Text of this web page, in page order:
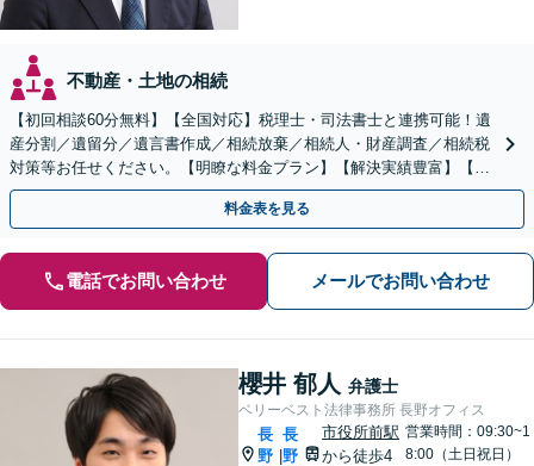
不動産・土地の相続
【初回相談60分無料】【全国対応】税理士・司法書士と連携可能！遺
産分割／遺留分／遺言書作成／相続放棄／相続人・財産調査／相続税
対策等お任せください。【明瞭な料金プラン】【解決実績豊富】【電
話相談可】
料金表を見る
電話でお問い合わせ メールでお問い合わせ
櫻井 郁人 弁護士
ベリーベスト法律事務所 長野オフィス
長
野
長
野
市役所前駅
から徒歩4
営業時間：09:30~1
8:00（土日祝日）